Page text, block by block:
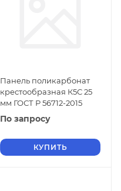
Панель поликарбонат
крестообразная К5С 25
мм ГОСТ Р 56712-2015
По запросу
КУПИТЬ